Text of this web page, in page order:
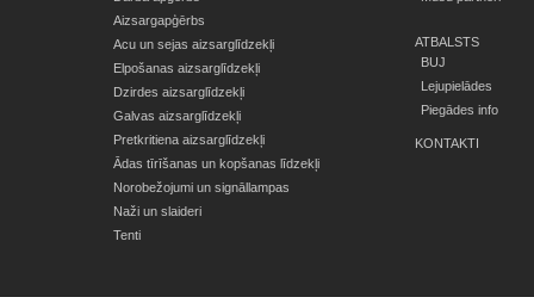
Aizsargapģērbs
Acu un sejas aizsarglīdzekļi
Elpošanas aizsarglīdzekļi
Dzirdes aizsarglīdzekļi
Galvas aizsarglīdzekļi
Pretkritiena aizsarglīdzekļi
Ādas tīrīšanas un kopšanas līdzekļi
Norobežojumi un signāllampas
Naži un slaideri
Tenti
ATBALSTS
BUJ
Lejupielādes
Piegādes info
KONTAKTI